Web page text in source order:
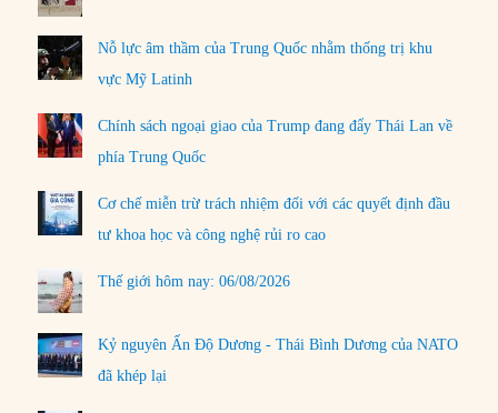
Nỗ lực âm thầm của Trung Quốc nhằm thống trị khu
vực Mỹ Latinh
Chính sách ngoại giao của Trump đang đẩy Thái Lan về
phía Trung Quốc
Cơ chế miễn trừ trách nhiệm đối với các quyết định đầu
tư khoa học và công nghệ rủi ro cao
Thế giới hôm nay: 06/08/2026
Kỷ nguyên Ấn Độ Dương - Thái Bình Dương của NATO
đã khép lại